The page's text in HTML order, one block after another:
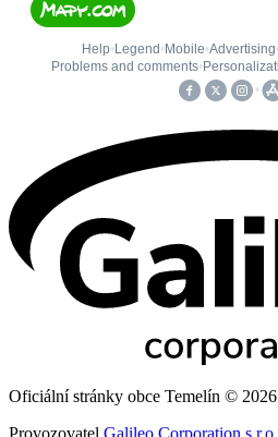
Oficiální stránky obce Temelín © 2026